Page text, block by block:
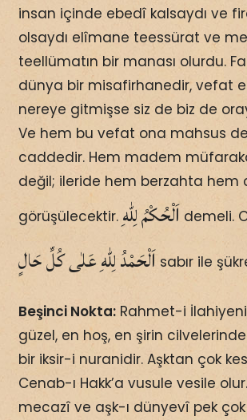
insan içinde ebedî kalsaydı ve
olsaydı elîmane teessürat ve
teellümatın bir manası olurdu.
dünya bir misafirhanedir, vefat
nereye gitmişse siz de biz de
Ve hem bu vefat ona mahsus
caddedir. Hem madem
değil; ileride hem berzahta hem
görüşülecektir. اَلْحُكْمُ لِلّٰهِ demeli.
اَلْحَمْدُ لِلّٰهِ عَلٰى كُلِّ حَالٍ‌ sabır ile
Beşinci Nokta:Rahmet-i
güzel, en hoş, en şirin
bir iksir-i nuranidir. Aşktan çok
Cenab-ı Hakk’a vusule vesile
mecazî ve aşk-ı dünyevî pek